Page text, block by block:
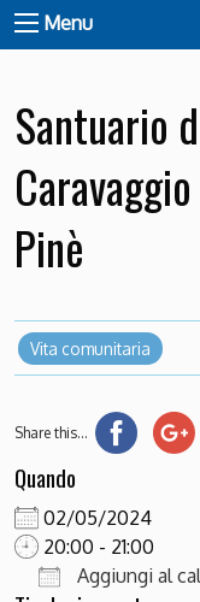
Menu
Santuario
Pinè
Vita comunitaria
Share this...
Quando
02/05/2024
20:00 - 21:00
Aggiungi al